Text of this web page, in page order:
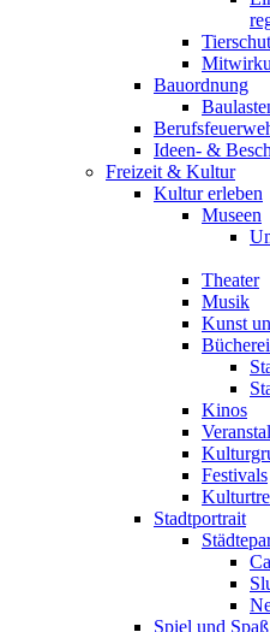
Bauordnung
Ideen- &
Freizeit & Kultur
Kultur erleben
Museen
Theater
Musik
Kunst
Kinos
Festivals
Stadtportrait
Spiel und Spaß